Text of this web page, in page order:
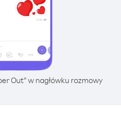
Out” w nagłówku rozmowy